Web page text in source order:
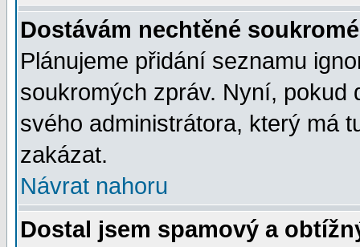
Dostávám nechtěné
Plánujeme přidání seznamu
soukromých zpráv. Nyní, pokud
svého administrátora, který má
zakázat.
Návrat nahoru
Dostal jsem spamový a